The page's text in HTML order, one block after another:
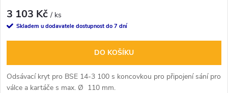
3 103 Kč/ ks
Skladem u dodavatele dostupnost do 7 dní
DO KOŠÍKU
Odsávací kryt pro BSE 14-3 100 s koncovkou pro připojení sání pro
válce a kartáče s max. Ø 110 mm.